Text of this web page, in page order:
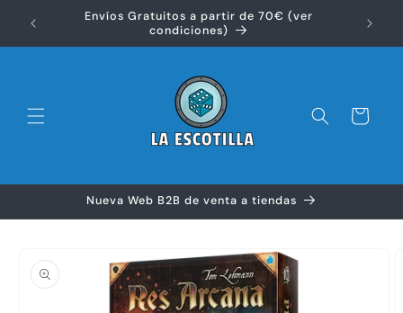
directamenteEnvíos Gratuitos a partir de 70€ (ver
condiciones)
Carrito
Nueva Web B2B de venta a tiendas
información